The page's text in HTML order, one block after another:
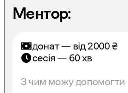
Ментор:
донат — від 2000 ₴
сесія — 60 хв
З чим можу допомогти